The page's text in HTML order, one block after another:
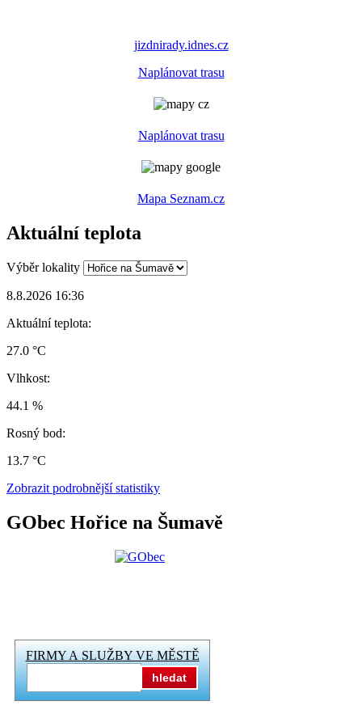
jizdnirady.idnes.cz
Naplánovat trasu
Naplánovat trasu
Mapa Seznam.cz
Aktuální teplota
Výběr lokality
8.8.2026 16:36
Aktuální teplota:
27.0 °C
Vlhkost:
44.1 %
Rosný bod:
13.7 °C
Zobrazit podrobnější statistiky
GObec Hořice na Šumavě
FIRMY A SLUŽBY VE MĚSTĚ
hledat